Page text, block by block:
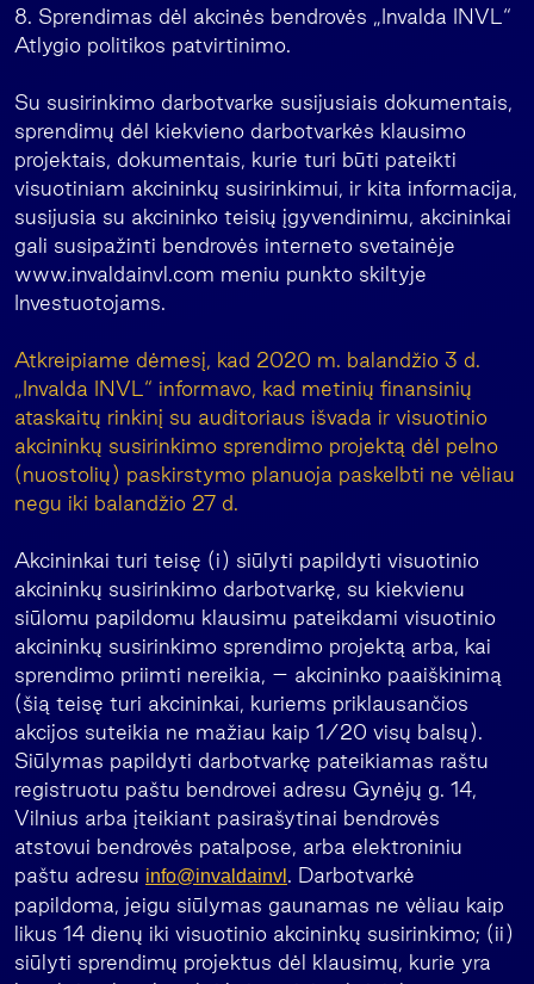
8. Sprendimas dėl akcinės bendrovės „Invalda INVL“
Atlygio politikos patvirtinimo.
Su susirinkimo darbotvarke susijusiais dokumentais,
sprendimų dėl kiekvieno darbotvarkės klausimo
projektais, dokumentais, kurie turi būti pateikti
visuotiniam akcininkų susirinkimui, ir kita informacija,
susijusia su akcininko teisių įgyvendinimu, akcininkai
gali susipažinti bendrovės interneto svetainėje
www.invaldainvl.com meniu punkto skiltyje
Investuotojams.
Atkreipiame dėmesį, kad 2020 m. balandžio 3 d.
„Invalda INVL“ informavo, kad metinių finansinių
ataskaitų rinkinį su auditoriaus išvada ir visuotinio
akcininkų susirinkimo sprendimo projektą dėl pelno
(nuostolių) paskirstymo planuoja paskelbti ne vėliau
negu iki balandžio 27 d.
Akcininkai turi teisę (i) siūlyti papildyti visuotinio
akcininkų susirinkimo darbotvarkę, su kiekvienu
siūlomu papildomu klausimu pateikdami visuotinio
akcininkų susirinkimo sprendimo projektą arba, kai
sprendimo priimti nereikia, – akcininko paaiškinimą
(šią teisę turi akcininkai, kuriems priklausančios
akcijos suteikia ne mažiau kaip 1/20 visų balsų).
Siūlymas papildyti darbotvarkę pateikiamas raštu
registruotu paštu bendrovei adresu Gynėjų g. 14,
Vilnius arba įteikiant pasirašytinai bendrovės
atstovui bendrovės patalpose, arba elektroniniu
paštu adresu info@invaldainvl . Darbotvarkė
papildoma, jeigu siūlymas gaunamas ne vėliau kaip
likus 14 dienų iki visuotinio akcininkų susirinkimo; (ii)
siūlyti sprendimų projektus dėl klausimų, kurie yra